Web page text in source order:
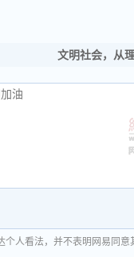
文明社会，从
个人看法，并不表明网易同